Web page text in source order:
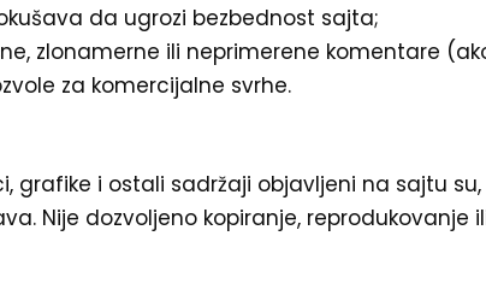
da ugrozi bezbednost sajta;
zlonamerne ili neprimerene komentare
za komercijalne svrhe.
grafike i ostali sadržaji objavljeni na sajtu
Nije dozvoljeno kopiranje,